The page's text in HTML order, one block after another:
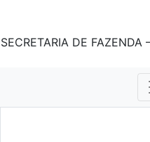
SECRETARIA DE FAZENDA